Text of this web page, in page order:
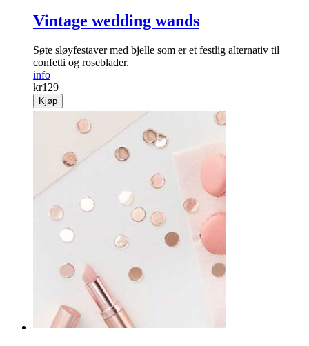
Vintage wedding wands
Søte sløyfestaver med bjelle som er et festlig alternativ til
confetti og roseblader.
info
kr129
Kjøp